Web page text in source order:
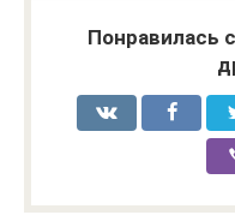
Понравилась